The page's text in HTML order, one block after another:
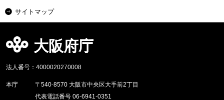
サイトマップ
大阪府庁
法人番号：4000020270008
本庁
〒540-8570 大阪市中央区大手前2丁目
代表電話番号 06-6941-0351